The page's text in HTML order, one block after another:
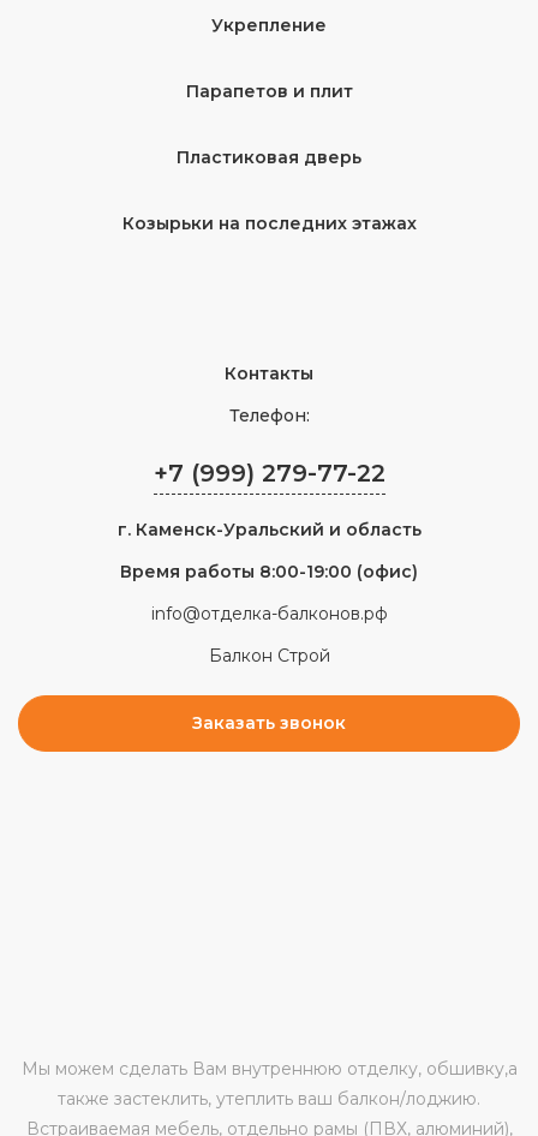
Укрепление
Парапетов и плит
Пластиковая дверь
Козырьки на последних этажах
Контакты
Телефон:
+7 (999) 279-77-22
г. Каменск-Уральский и область
Время работы 8:00-19:00 (офис)
info@отделка-балконов.рф
Балкон Строй
Заказать звонок
Мы можем сделать Вам внутреннюю отделку, обшивку,а
также застеклить, утеплить ваш балкон/лоджию.
Встраиваемая мебель, отдельно рамы (ПВХ, алюминий),